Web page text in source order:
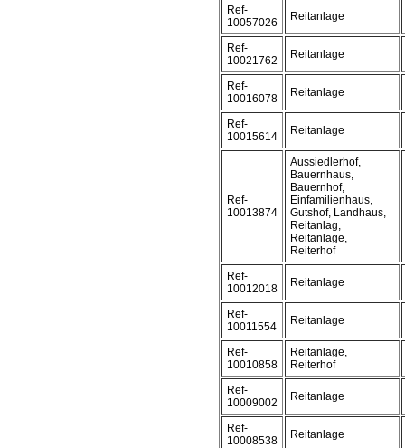
Ref-
10057026
Reitanlage
Ref-
10021762
Reitanlage
Ref-
10016078
Reitanlage
Ref-
10015614
Reitanlage
Ref-
10013874
Aussiedlerhof,
Bauernhaus,
Bauernhof,
Einfamilienhaus,
Gutshof, Landhaus,
Reitanlag,
Reitanlage,
Reiterhof
Ref-
10012018
Reitanlage
Ref-
10011554
Reitanlage
Ref-
10010858
Reitanlage,
Reiterhof
Ref-
10009002
Reitanlage
Ref-
10008538
Reitanlage